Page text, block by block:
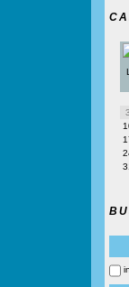
L
3